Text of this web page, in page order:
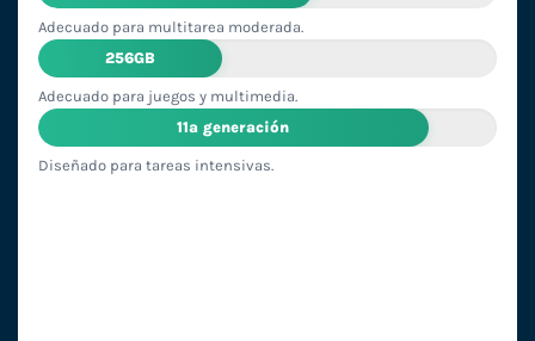
Adecuado para multitarea moderada.
256GB
Adecuado para juegos y multimedia.
11ª generación
Diseñado para tareas intensivas.